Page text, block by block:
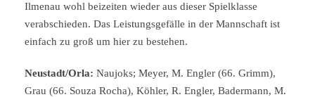
Ilmenau wohl beizeiten wieder aus dieser Spielklasse
verabschieden. Das Leistungsgefälle in der Mannschaft ist
einfach zu groß um hier zu bestehen.
Neustadt/Orla: Naujoks; Meyer, M. Engler (66. Grimm),
Grau (66. Souza Rocha), Köhler, R. Engler, Badermann, M.